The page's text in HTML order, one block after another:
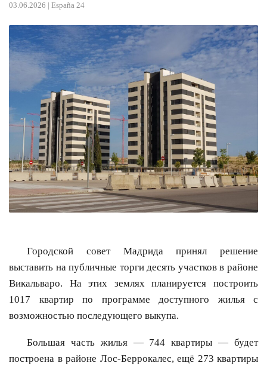
03.06.2026 | España 24
Городской совет Мадрида принял решение
выставить на публичные торги десять участков в районе
Викальваро. На этих землях планируется построить
1017 квартир по программе доступного жилья с
возможностью последующего выкупа.
Большая часть жилья — 744 квартиры — будет
построена в районе Лос-Беррокалес, ещё 273 квартиры